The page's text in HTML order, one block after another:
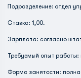
Подразделение: отдел
Ставка: 1,00.
Зарплата: согласно
Требуемый опыт работы:
Форма занятости: